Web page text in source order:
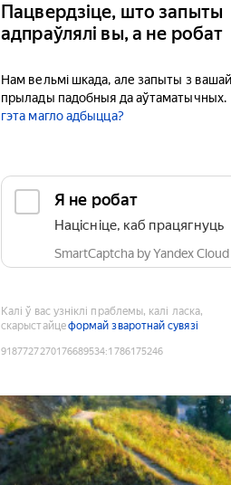
Пацвердзіце, што запыты
адпраўлялі вы, а не робат
Нам вельмі шкада, але запыты з вашай
прылады падобныя да аўтаматычных.
гэта магло адбыцца?
Я не робат
Націсніце, каб працягнуць
SmartCaptcha by Yandex Cloud
Калі ў вас узніклі праблемы, калі ласка,
скарыстайцеформай зваротнай сувязі
9187727270176689534:1786175246